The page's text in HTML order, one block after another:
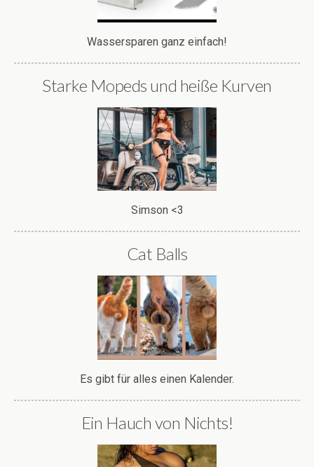
Wassersparen ganz einfach!
Starke Mopeds und heiße Kurven
Simson <3
Cat Balls
Es gibt für alles einen Kalender.
Ein Hauch von Nichts!